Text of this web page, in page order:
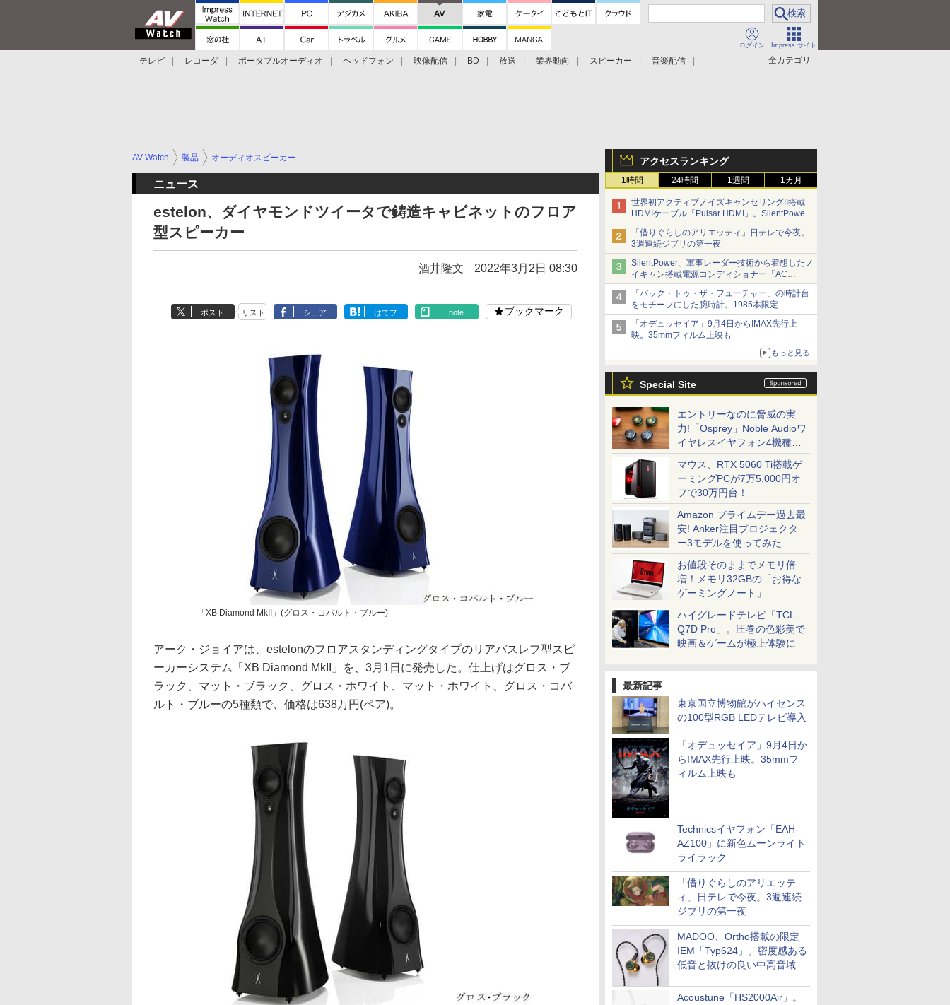
ログイン Impress サイト
全カテゴリ
テレビ レコーダ ポータブルオーディオ ヘッドフォン 映像配信 BD 放送 業界動向 スピーカー
音楽配信
アクセスランキング
1時間 24時間 1週間 1カ月
世界初アクティブノイズキャンセリングII搭載
HDMIケーブル「Pulsar HDMI」。SilentPower
から
「借りぐらしのアリエッティ」日テレで今夜。
3週連続ジブリの第一夜
SilentPower、軍事レーダー技術から着想したノ
イキャン搭載電源コンディショナー「AC
iPurifier2」
「バック・トゥ・ザ・フューチャー」の時計台
をモチーフにした腕時計。1985本限定
「オデュッセイア」9月4日からIMAX先行上
映。35mmフィルム上映も
もっと見る
Special Site
エントリーなのに脅威の実
力!「Osprey」Noble Audioワ
イヤレスイヤフォン4機種を
一気に聴く
マウス、RTX 5060 Ti搭載ゲ
ーミングPCが7万5,000円オ
フで30万円台！
Amazon プライムデー過去最
安! Anker注目プロジェクタ
ー3モデルを使ってみた
お値段そのままでメモリ倍
増！メモリ32GBの「お得な
ゲーミングノート」
ハイグレードテレビ「TCL
Q7D Pro」。圧巻の色彩美で
映画＆ゲームが極上体験に
最新記事
東京国立博物館がハイセンス
の100型RGB LEDテレビ導入
「オデュッセイア」9月4日か
らIMAX先行上映。35mmフ
ィルム上映も
Technicsイヤフォン「EAH-
AZ100」に新色ムーンライト
ライラック
「借りぐらしのアリエッテ
ィ」日テレで今夜。3週連続
ジブリの第一夜
MADOO、Ortho搭載の限定
IEM「Typ624」。密度感ある
低音と抜けの良い中高音域
Acoustune「HS2000Air」。
AV Watch 製品 オーディオスピーカー
ニュース
estelon、ダイヤモンドツイータで鋳造キャビネットのフロア
型スピーカー
酒井隆文 2022年3月2日 08:30
ポスト リスト シェア はてブ note ブックマーク
「XB Diamond MkII」(グロス・コバルト・ブルー)
アーク・ジョイアは、estelonのフロアスタンディングタイプのリアバスレフ型スピ
ーカーシステム「XB Diamond MkII」を、3月1日に発売した。仕上げはグロス・ブ
ラック、マット・ブラック、グロス・ホワイト、マット・ホワイト、グロス・コバ
ルト・ブルーの5種類で、価格は638万円(ペア)。